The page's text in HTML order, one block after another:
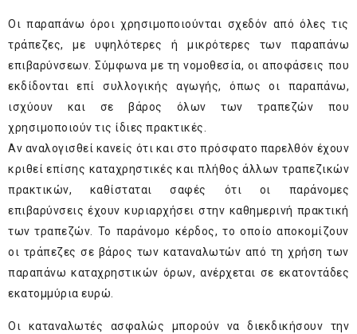
Οι παραπάνω όροι χρησιμοποιούνται σχεδόν από όλες τις
τράπεζες, με υψηλότερες ή μικρότερες των παραπάνω
επιβαρύνσεων. Σύμφωνα με τη νομοθεσία, οι αποφάσεις που
εκδίδονται επί συλλογικής αγωγής, όπως οι παραπάνω,
ισχύουν και σε βάρος όλων των τραπεζών που
χρησιμοποιούν τις ίδιες πρακτικές.
Αν αναλογισθεί κανείς ότι και στο πρόσφατο παρελθόν έχουν
κριθεί επίσης καταχρηστικές και πλήθος άλλων τραπεζικών
πρακτικών, καθίσταται σαφές ότι οι παράνομες
επιβαρύνσεις έχουν κυριαρχήσει στην καθημερινή πρακτική
των τραπεζών. Το παράνομο κέρδος, το οποίο αποκομίζουν
οι τράπεζες σε βάρος των καταναλωτών από τη χρήση των
παραπάνω καταχρηστικών όρων, ανέρχεται σε εκατοντάδες
εκατομμύρια ευρώ.
Οι καταναλωτές ασφαλώς μπορούν να διεκδικήσουν την